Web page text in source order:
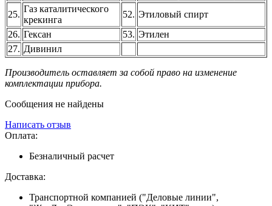
25.
Газ каталитического
крекинга
52. Этиловый спирт
26. Гексан 53. Этилен
27. Дивинил
Производитель оставляет за собой право на изменение
комплектации прибора.
Сообщения не найдены
Написать отзыв
Оплата:
Безналичный расчет
Доставка:
Транспортной компанией ("Деловые линии",